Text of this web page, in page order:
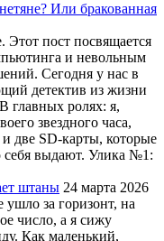
Или бракованная
Этот пост посвящается
и невольным
Сегодня у нас в
детектив из жизни
главных ролях: я,
звездного часа,
две SD-карты, которые
себя выдают. Улика №1:
штаны 24 марта 2026
за горизонт, на
число, а я сижу
Как маленький,